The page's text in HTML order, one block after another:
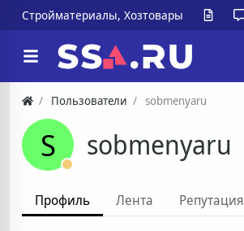
Стройматериалы, Хозтовары
Пользователи sobmenyaru
S sobmenyaru
Профиль Лента Репутация